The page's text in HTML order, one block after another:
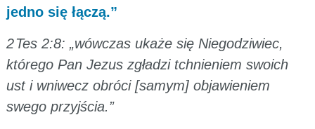
jedno się łączą.”
2 Tes 2:8: „wówczas ukaże się Niegodziwiec,
którego Pan Jezus zgładzi tchnieniem swoich
ust i wniwecz obróci [samym] objawieniem
swego przyjścia.”